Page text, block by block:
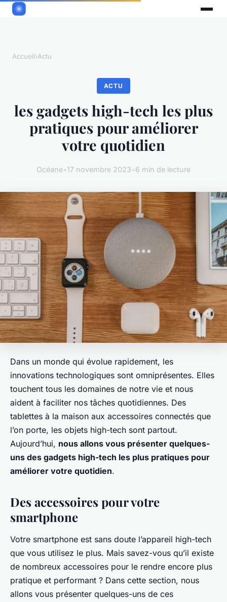
Accueil›Actu
ACTU
les gadgets high-tech les plus
pratiques pour améliorer
votre quotidien
Océane•17 novembre 2023•6 min de lecture
Dans un monde qui évolue rapidement, les
innovations technologiques sont omniprésentes. Elles
touchent tous les domaines de notre vie et nous
aident à faciliter nos tâches quotidiennes. Des
tablettes à la maison aux accessoires connectés que
l’on porte, les objets high-tech sont partout.
Aujourd’hui, nous allons vous présenter quelques-
uns des gadgets high-tech les plus pratiques pour
améliorer votre quotidien.
Des accessoires pour votre
smartphone
Votre smartphone est sans doute l’appareil high-tech
que vous utilisez le plus. Mais savez-vous qu’il existe
de nombreux accessoires pour le rendre encore plus
pratique et performant ? Dans cette section, nous
allons vous présenter quelques-uns de ces